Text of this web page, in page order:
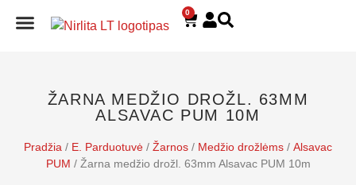
0
ŽARNA MEDŽIO DROŽL. 63MM
ALSAVAC PUM 10M
Pradžia / E. Parduotuvė / Žarnos / Medžio drožlėms / Alsavac
PUM / Žarna medžio drožl. 63mm Alsavac PUM 10m